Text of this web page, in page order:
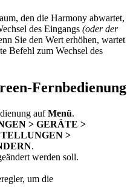
den die Harmony abwartet,
des Eingangs (oder der
Sie den Wert erhöhen, wartet
Befehl zum Wechsel des
Fernbedienung
aufMenü.
> GERÄTE >
>
.
werden soll.
um die